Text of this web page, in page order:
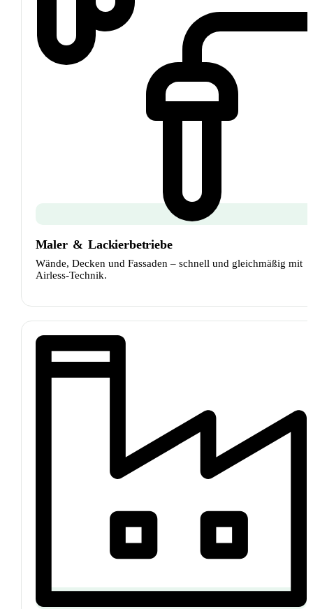
Maler & Lackierbetriebe
Wände, Decken und Fassaden – schnell und gleichmäßig mit
Airless-Technik.